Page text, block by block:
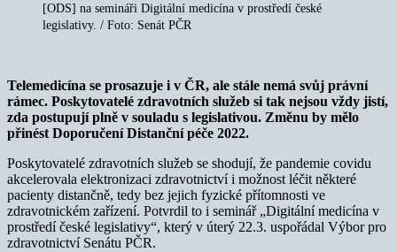
[ODS] na semináři Digitální medicína v prostředí české
legislativy. / Foto: Senát PČR
Telemedicína se prosazuje i v ČR, ale stále nemá svůj právní
rámec. Poskytovatelé zdravotních služeb si tak nejsou vždy jistí,
zda postupují plně v souladu s legislativou. Změnu by mělo
přinést Doporučení Distanční péče 2022.
Poskytovatelé zdravotních služeb se shodují, že pandemie covidu
akcelerovala elektronizaci zdravotnictví i možnost léčit některé
pacienty distančně, tedy bez jejich fyzické přítomnosti ve
zdravotnickém zařízení. Potvrdil to i seminář „Digitální medicína v
prostředí české legislativy“, který v úterý 22.3. uspořádal Výbor pro
zdravotnictví Senátu PČR.